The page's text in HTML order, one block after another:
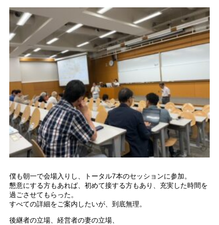
僕も朝一で会場入りし、トータル7本のセッションに参加。
懇意にする方もあれば、初めて接する方もあり、充実した時間を
過ごさせてもらった。
すべての詳細をご案内したいが、到底無理。
後継者の立場、経営者の妻の立場、